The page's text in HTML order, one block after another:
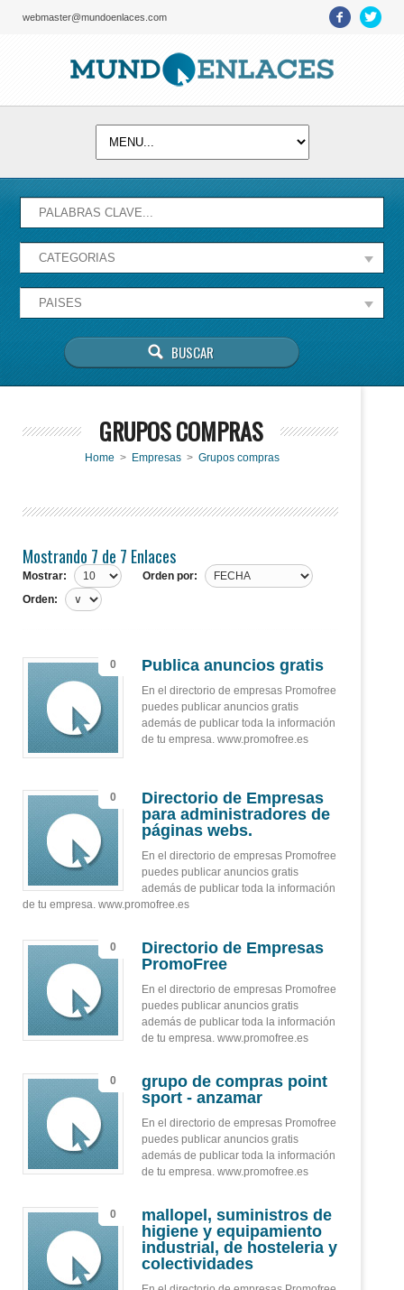
webmaster@mundoenlaces.com
correctamente.
GRUPOS COMPRAS
Home > Empresas> Grupos compras
Mostrando 7 de 7 Enlaces
Mostrar:
Orden por:
Orden:
0 Publica anuncios gratis
En el directorio de empresas Promofree
puedes publicar anuncios gratis
además de publicar toda la información
de tu empresa. www.promofree.es
0
Directorio de Empresas
para administradores de
páginas webs.
En el directorio de empresas Promofree
puedes publicar anuncios gratis
además de publicar toda la información
de tu empresa. www.promofree.es
0
Directorio de Empresas
PromoFree
En el directorio de empresas Promofree
puedes publicar anuncios gratis
además de publicar toda la información
de tu empresa. www.promofree.es
0
grupo de compras point
sport - anzamar
En el directorio de empresas Promofree
puedes publicar anuncios gratis
además de publicar toda la información
de tu empresa. www.promofree.es
0
mallopel, suministros de
higiene y equipamiento
industrial, de hosteleria y
colectividades